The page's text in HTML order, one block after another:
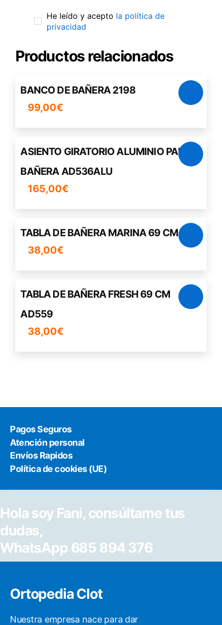
He leído y acepto la política de
privacidad
Productos relacionados
BANCO DE BAÑERA 2198
99,00€
ASIENTO GIRATORIO ALUMINIO PARA
BAÑERA AD536ALU
165,00€
TABLA DE BAÑERA MARINA 69 CM
38,00€
TABLA DE BAÑERA FRESH 69 CM
AD559
38,00€
Pagos Seguros
Atención personal
Envíos Rapidos
Política de cookies (UE)
Hola soy Fani, consúltame tus
dudas,
WhatsApp 685 894 376
Ortopedia Clot
Nuestra empresa nace para dar